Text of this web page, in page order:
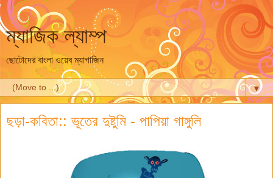
ম্যাজিক ল্যাম্প
ছোটোদের বাংলা ওয়েব ম্যাগাজিন
▼
ছড়া-কবিতা:: ভূতের দুষ্টুমি - পাপিয়া গাঙ্গুলি